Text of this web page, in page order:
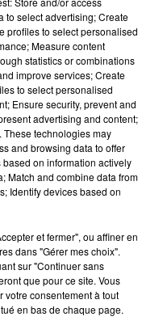
to select advertising; Create
profiles to select personalised
Measure content
statistics or combinations
improve services; Create
to select personalised
Ensure security, prevent and
advertising and content;
technologies may
and browsing data to offer
on information actively
Match and combine data from
Identify devices based on
et fermer", ou affiner en
dans "Gérer mes choix".
sur "Continuer sans
que pour ce site. Vous
votre consentement à tout
en bas de chaque page.